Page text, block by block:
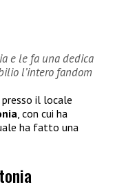
e le fa una dedica
l’intero fandom
il locale
, con cui ha
ha fatto una